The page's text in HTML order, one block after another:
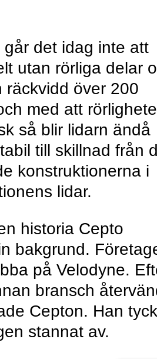
det idag inte att
utan rörliga delar
räckvidd över 200
med att
så blir lidarn ändå
till skillnad från
konstruktionerna i
lidar.
historia Cepto
bakgrund.
på Velodyne.
bransch
Cepton. Han
stannat av.